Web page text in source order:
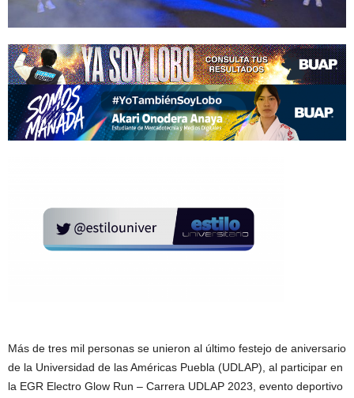
Más de tres mil personas se unieron al último festejo de aniversario
de la Universidad de las Américas Puebla (UDLAP), al participar en
la EGR Electro Glow Run – Carrera UDLAP 2023, evento deportivo